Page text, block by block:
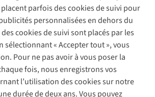
parfois des cookies de suivi pour
personnalisées en dehors du
cookies de suivi sont placés par les
sélectionnant « Accepter tout », vous
Pour ne pas avoir à vous poser la
fois, nous enregistrons vos
l’utilisation des cookies sur notre
durée de deux ans. Vous pouvez
Suivez-nous